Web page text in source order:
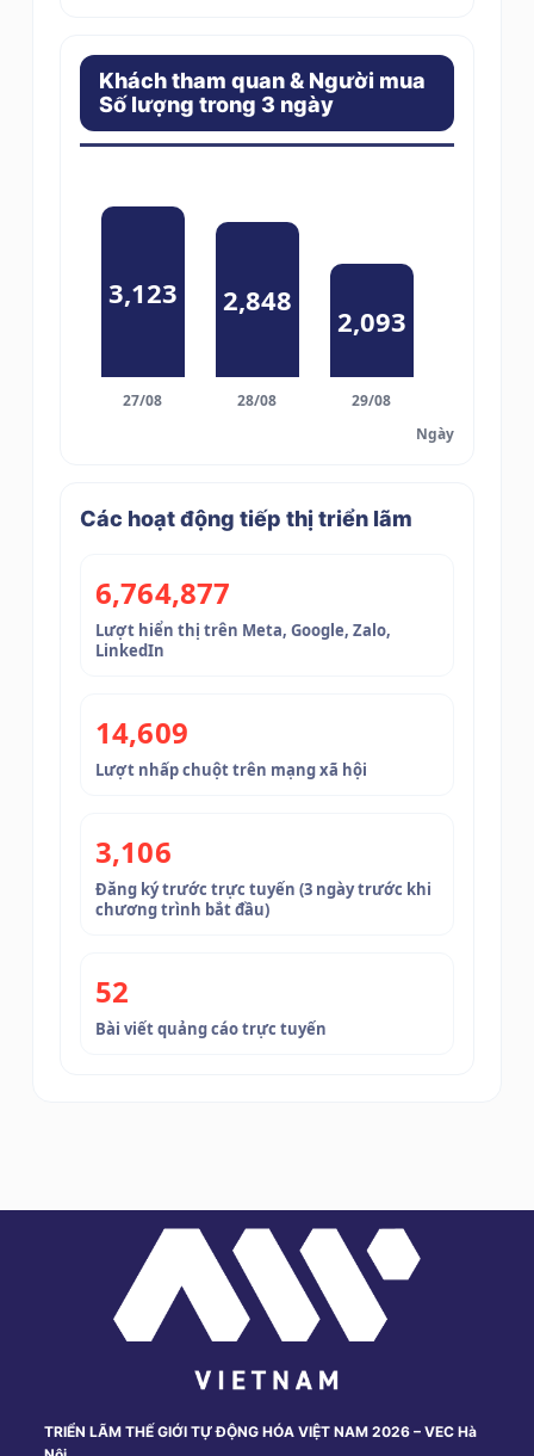
Khách tham quan & Người mua
Số lượng trong 3 ngày
3,123
27/08
2,848
28/08
2,093
29/08
Ngày
Các hoạt động tiếp thị triển lãm
6,764,877
Lượt hiển thị trên Meta, Google, Zalo,
LinkedIn
14,609
Lượt nhấp chuột trên mạng xã hội
3,106
Đăng ký trước trực tuyến (3 ngày trước khi
chương trình bắt đầu)
52
Bài viết quảng cáo trực tuyến
TRIỂN LÃM THẾ GIỚI TỰ ĐỘNG HÓA VIỆT NAM 2026 – VEC Hà